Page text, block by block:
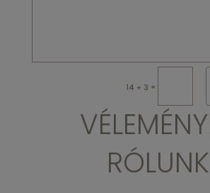
14 + 3 =
RÓLUNK